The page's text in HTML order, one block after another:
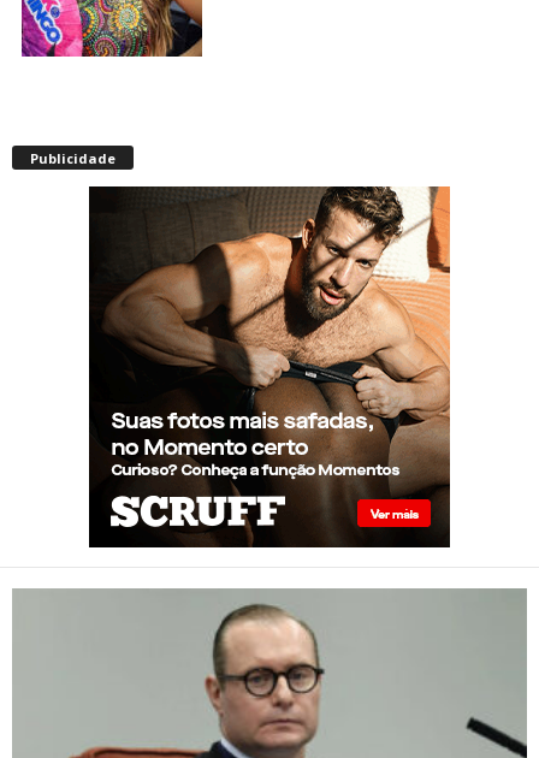
superior à real, aponta
relatório internacional
Gay de 62 anos relembra
quando, aos 15, foi garoto de
programa por quatro meses
sem saber: “Idiotice da minha
parte”
STF: Ministro Cristiano Zanin
vota para derrubar lei que
proíbe atletas transgênero
em competições de Londrina
Publicidade